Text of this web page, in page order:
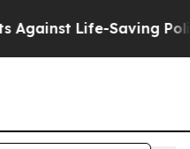
Life-Saving Policies